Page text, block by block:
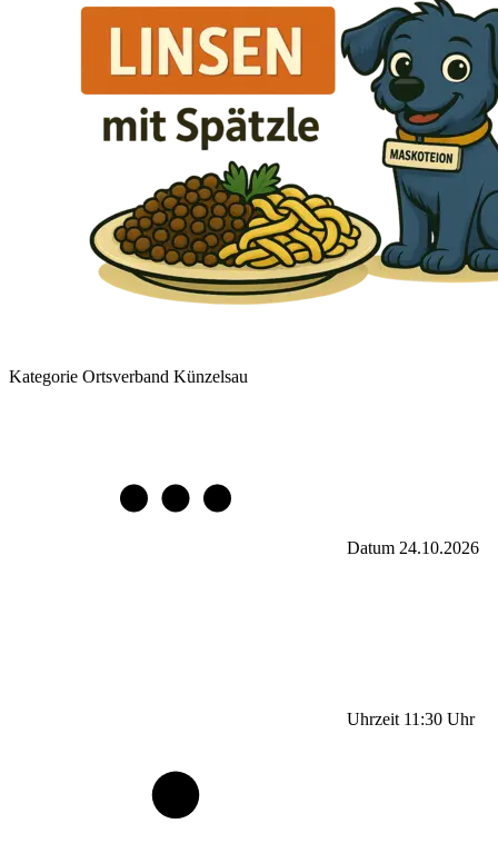
Kategorie Ortsverband Künzelsau
Datum 24.10.2026
Uhrzeit 11:30 Uhr